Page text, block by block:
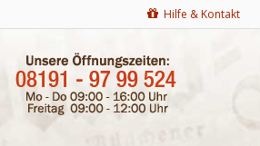
Hilfe & Kontakt